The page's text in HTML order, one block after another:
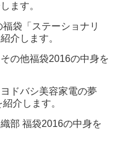
ます。
袋「ステーショナリ
介します。
その他福袋2016の中身を
ヨドバシ美容家電の夢
介します。
織部 福袋2016の中身を